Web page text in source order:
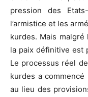
pression des
l’armistice et les
kurdes. Mais
la paix définitive est
Le processus réel
kurdes a
au lieu des